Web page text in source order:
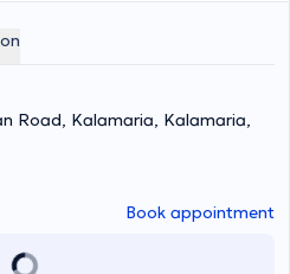
Road, Kalamaria, Kalamaria,
Book appointment